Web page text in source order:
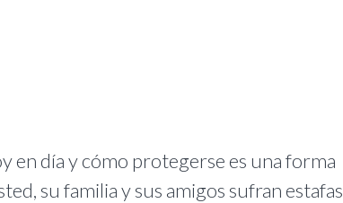
en día y cómo protegerse es una forma
su familia y sus amigos sufran estafas